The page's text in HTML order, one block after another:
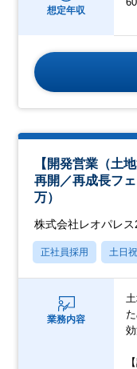
想定年収
【開発営業（土
再開／再成長フ
万）
株式会社レオパレス
正社員採用 土日
業務内容